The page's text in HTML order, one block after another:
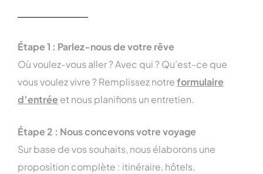
Étape 1 : Parlez-nous de votre rêve
Où voulez-vous aller ? Avec qui ? Qu’est-ce que
vous voulez vivre ? Remplissez notreformulaire
d’entrée et nous planifions un entretien.
Étape 2 : Nous concevons votre voyage
Sur base de vos souhaits, nous élaborons une
proposition complète : itinéraire, hôtels,